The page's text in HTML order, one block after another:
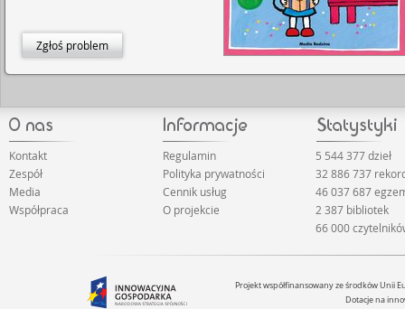
Zgłoś problem
Kontakt
Zespół
Media
Współpraca
Regulamin
Polityka prywatności
Cennik usług
O projekcie
5 544 377 dzieł
32 886 737
46 037 687
2 387 bibliotek
66 000
Projekt współfinansowany ze środków Unii
Dotacje na